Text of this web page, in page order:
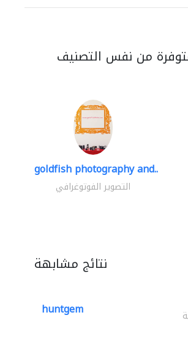
من نفس التصنيف
goldfish photography and..
التصوير الفوتوغرافي
نتائج مشابهة
huntgem